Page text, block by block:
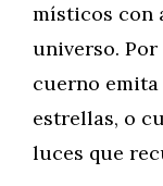
místicos con
universo.
cuerno
estrellas, o
luces que